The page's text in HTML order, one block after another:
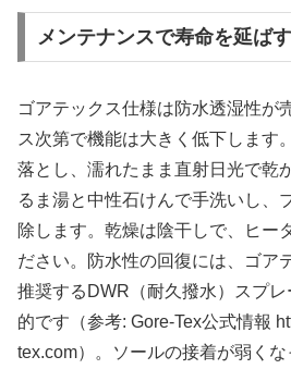
メンテナンスで寿命を延ば
ゴアテックス仕様は防水透湿性が
ス次第で機能は大きく低下します
落とし、濡れたまま直射日光で乾
るま湯と中性石けんで手洗いし、
除します。乾燥は陰干しで、ヒー
ださい。防水性の回復には、ゴア
推奨するDWR（耐久撥水）スプ
的です（参考: Gore‑Tex公式情報
tex.com）。ソールの接着が弱く